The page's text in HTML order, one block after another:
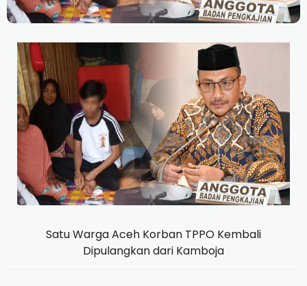
Satu Warga Aceh Korban TPPO Kembali
Dipulangkan dari Kamboja